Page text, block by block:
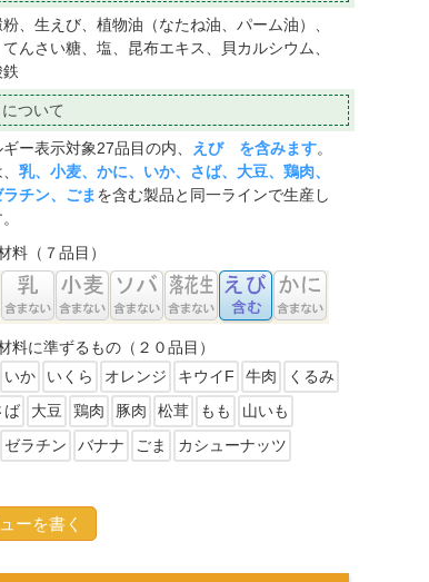
、生えび、植物油（なたね油、パーム油）、
んさい糖、塩、昆布エキス、貝カルシウム、
ついて
ー表示対象27品目の内、 えび を含みます。
乳、小麦、かに、いか、さば、大豆、鶏肉、
チン、ごまを含む製品と同一ラインで生産し
料（７品目）
料に準ずるもの（２０品目）
いか いくら オレンジ キウイF 牛肉
くるみ
ば 大豆 鶏肉 豚肉 松茸 もも
山いも
ゼラチン バナナ ごま カシューナッツ
ーを書く